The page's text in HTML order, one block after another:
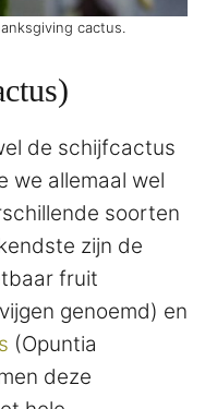
cactus.
de schijfcactus
we allemaal wel
soorten
zijn de
fruit
genoemd) en
(Opuntia
deze